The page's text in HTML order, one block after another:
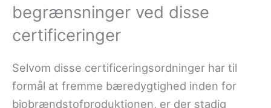
begrænsninger ved disse
certificeringer
Selvom disse certificeringsordninger har til
formål at fremme bæredygtighed inden for
biobrændstofproduktionen, er der stadig